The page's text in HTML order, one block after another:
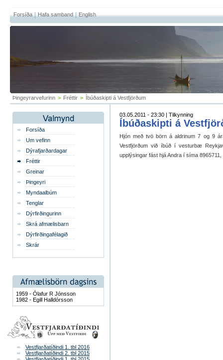
Forsíða Hafa samband English
Þingeyrarvefurinn > Fréttir > Íbúðaskipti á Vestfjörðum
Forsíða
Um vefinn
Dýrafjarðardagar
Fréttir
Greinar
Þingeyri
Myndaalbúm
Tenglar
Dýrfirðingurinn
Skrá afmælisbarn
Dýrfirðingafélagið
Skrár
1959 - Ólafur R Jónsson
1982 - Egill Halldórsson
Vestfjarðatíðindi 1. tbl 2016
Vestfjarðatíðindi 2. tbl 2015
03.05.2011 - 23:30 | Tilkynning
Íbúðaskipti á
Hjón með tvö börn á aldrinum 7 og 9
Vestfjörðum við íbúð í vesturbæ
upplýsingar fást hjá Andra í síma 8965711,